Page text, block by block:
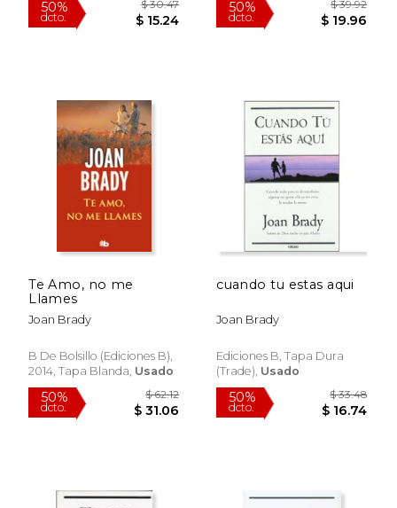
dcto.
50%
dcto.
Te Amo, no me
Llames
Joan Brady
B De Bolsillo (Ediciones B),
2014, Tapa Blanda, Usado
cuando tu estas aqui
Joan Brady
Ediciones B, Tapa Dura
(trade), Usado